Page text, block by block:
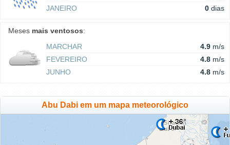
JANEIRO
0 dias
Meses mais ventosos:
MARCHAR
4.9 m/s
FEVEREIRO
4.8 m/s
JUNHO
4.8 m/s
Abu Dabi em um mapa meteorológico